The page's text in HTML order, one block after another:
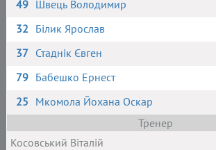
49 Швець Володимир
32 Білик Ярослав
37 Стаднік Євген
79 Бабешко Ернест
25 Мкомола Йохана Оскар
Тренер
Косовський Віталій